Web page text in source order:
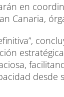
en
Canaria,
desde